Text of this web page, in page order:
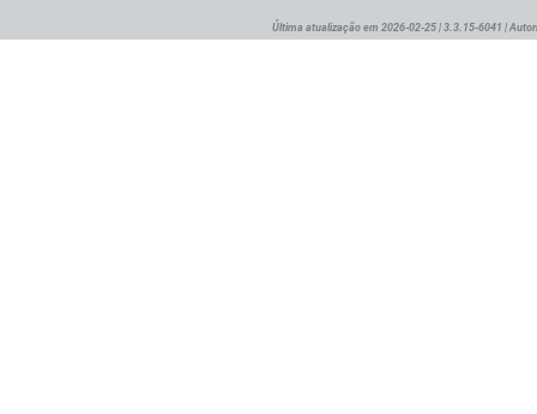
Última atualização em 2026-02-25 | 3.3.15-6041 |